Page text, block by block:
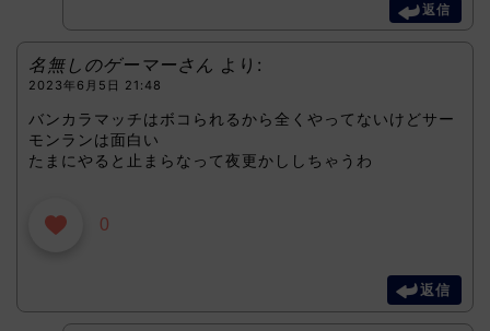
返信
名無しのゲーマーさん より:
2023年6月5日 21:48
バンカラマッチはボコられるから全くやってないけどサー
モンランは面白い
たまにやると止まらなって夜更かししちゃうわ
0
返信